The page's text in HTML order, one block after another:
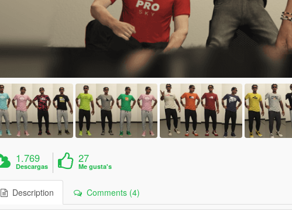
1.769
Descargas
27
Me gusta's
Description Comments (4)